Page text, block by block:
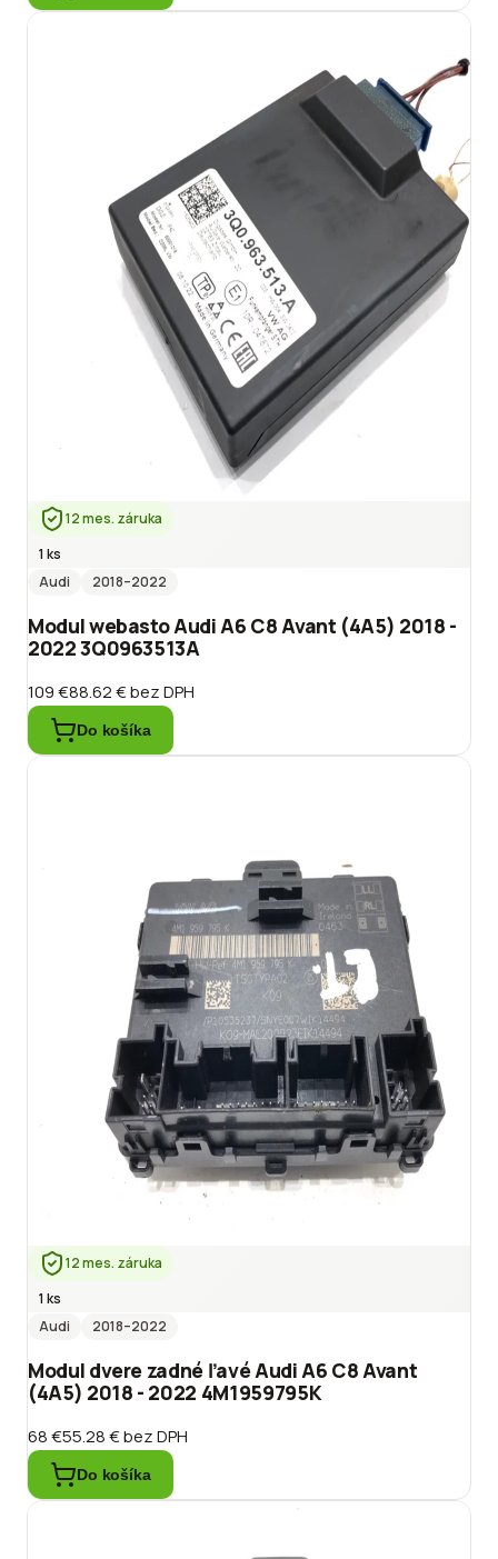
12 mes. záruka
1 ks
Audi
2018–2022
Modul webasto Audi A6 C8 Avant (4A5) 2018 -
2022 3Q0963513A
109 €88.62 €bez DPH
Do košíka
12 mes. záruka
1 ks
Audi
2018–2022
Modul dvere zadné ľavé Audi A6 C8 Avant
(4A5) 2018 - 2022 4M1959795K
68 €55.28 €bez DPH
Do košíka